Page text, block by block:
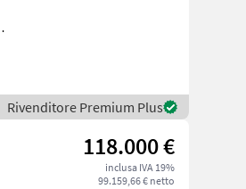
Rivenditore Premium Plus
118.000 €
inclusa IVA 19%
99.159,66 € netto